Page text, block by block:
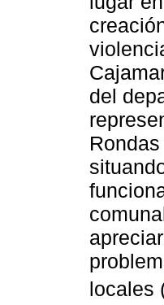
del
locales